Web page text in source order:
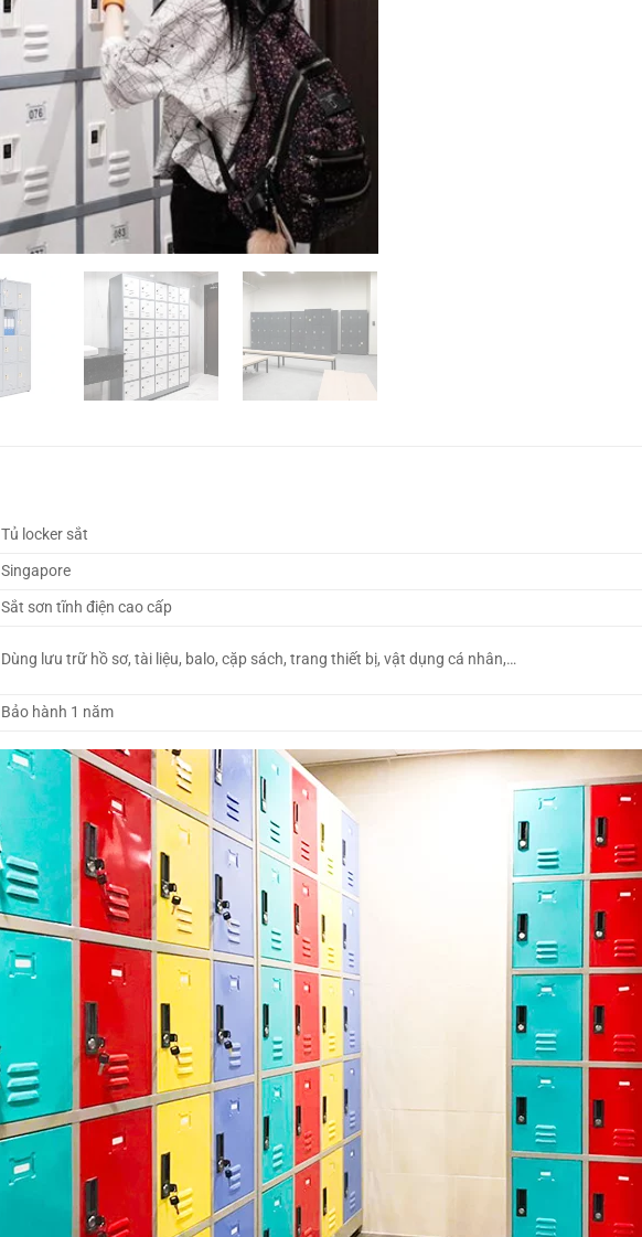
Tủ locker sắt
Singapore
Sắt sơn tĩnh điện cao cấp
Dùng lưu trữ hồ sơ, tài liệu, balo, cặp sách, trang thiết bị, vật dụng cá nhân,…
Bảo hành 1 năm